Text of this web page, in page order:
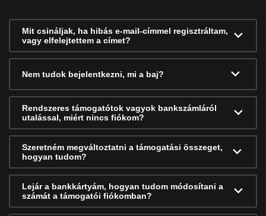
Mit csináljak, ha hibás e-mail-címmel regisztráltam,
vagy elfelejtettem a címet?
Nem tudok bejelentkezni, mi a baj?
Rendszeres támogatótok vagyok bankszámláról
utalással, miért nincs fiókom?
Szeretném megváltoztatni a támogatási összeget,
hogyan tudom?
Lejár a bankkártyám, hogyan tudom módosítani a
számát a támogatói fiókomban?